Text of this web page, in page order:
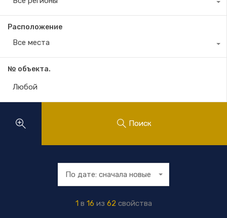
Расположение
Все места
№ объекта.
Поиск
1 в 16 из 62 свойства
По дате: сначала новые